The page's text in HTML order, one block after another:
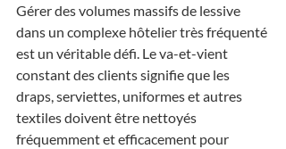
Gérer des volumes massifs de lessive
dans un complexe hôtelier très fréquenté
est un véritable défi. Le va-et-vient
constant des clients signifie que les
draps, serviettes, uniformes et autres
textiles doivent être nettoyés
fréquemment et efficacement pour